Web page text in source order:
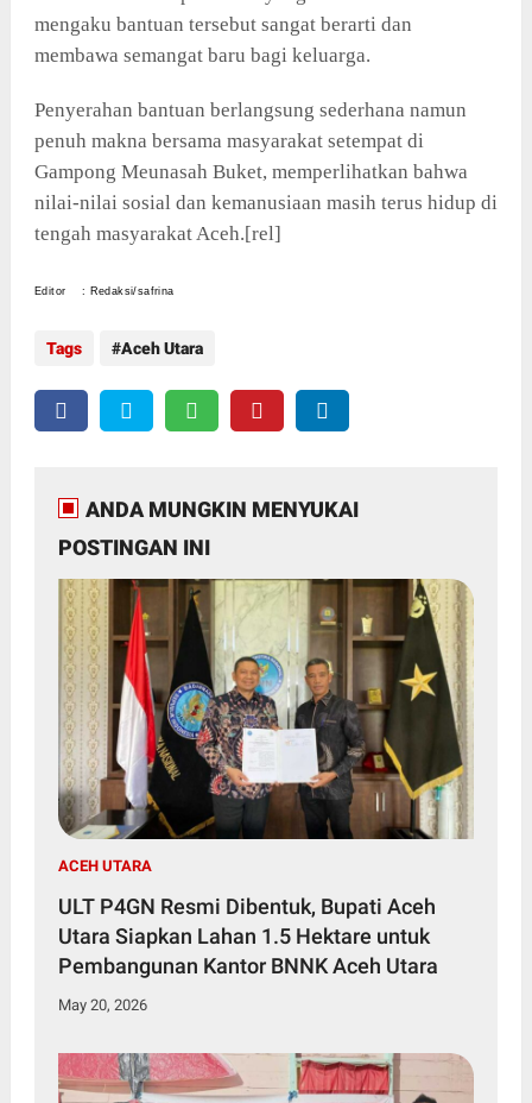
mengaku bantuan tersebut sangat berarti dan
membawa semangat baru bagi keluarga.
Penyerahan bantuan berlangsung sederhana namun
penuh makna bersama masyarakat setempat di
Gampong Meunasah Buket, memperlihatkan bahwa
nilai-nilai sosial dan kemanusiaan masih terus hidup di
tengah masyarakat Aceh.[rel]
Editor : Redaksi/safrina
Tags Aceh Utara
ANDA MUNGKIN MENYUKAI
POSTINGAN INI
ACEH UTARA
ULT P4GN Resmi Dibentuk, Bupati Aceh
Utara Siapkan Lahan 1.5 Hektare untuk
Pembangunan Kantor BNNK Aceh Utara
May 20, 2026